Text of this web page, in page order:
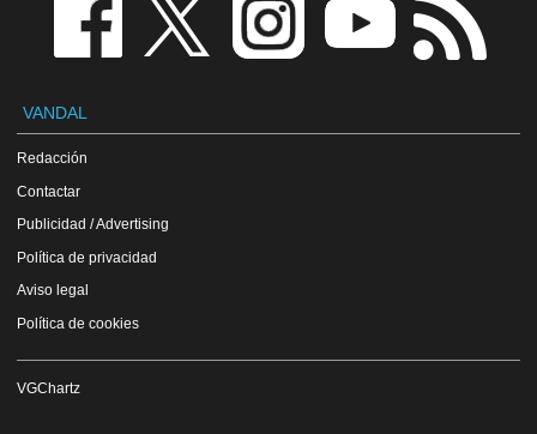
VANDAL
Redacción
Contactar
Publicidad / Advertising
Política de privacidad
Aviso legal
Política de cookies
VGChartz